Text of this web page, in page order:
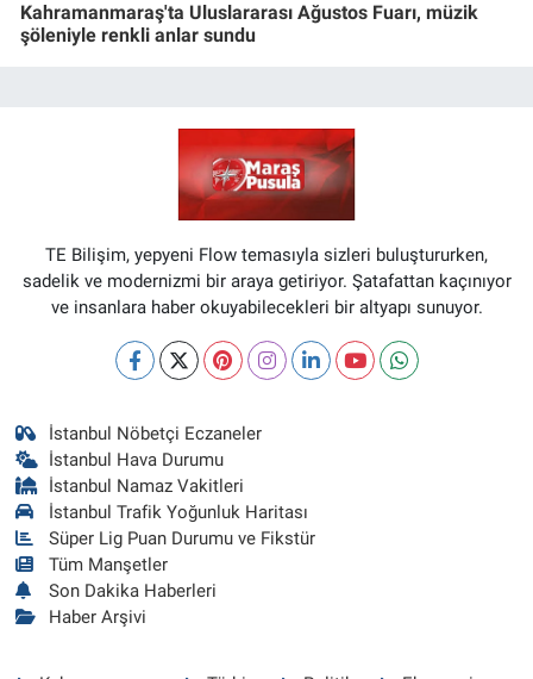
Kahramanmaraş'ta Uluslararası Ağustos Fuarı, müzik
şöleniyle renkli anlar sundu
TE Bilişim, yepyeni Flow temasıyla sizleri buluştururken,
sadelik ve modernizmi bir araya getiriyor. Şatafattan kaçınıyor
ve insanlara haber okuyabilecekleri bir altyapı sunuyor.
İstanbul Nöbetçi Eczaneler
İstanbul Hava Durumu
İstanbul Namaz Vakitleri
İstanbul Trafik Yoğunluk Haritası
Süper Lig Puan Durumu ve Fikstür
Tüm Manşetler
Son Dakika Haberleri
Haber Arşivi